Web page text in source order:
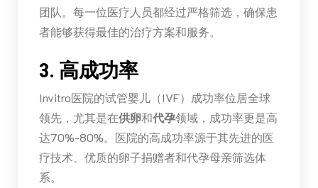
团队。每一位医疗人员都经过严格筛选，确保患
者能够获得最佳的治疗方案和服务。
3. 高成功率
Invitro医院的试管婴儿（IVF）成功率位居全球
领先，尤其是在供卵和代孕领域，成功率更是高
达70%-80%。医院的高成功率源于其先进的医
疗技术、优质的卵子捐赠者和代孕母亲筛选体
系。